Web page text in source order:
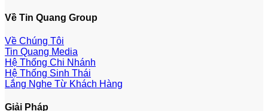
Về Tin Quang Group
Về Chúng Tôi
Tin Quang Media
Hệ Thống Chi Nhánh
Hệ Thống Sinh Thái
Lắng Nghe Từ Khách Hàng
Giải Pháp